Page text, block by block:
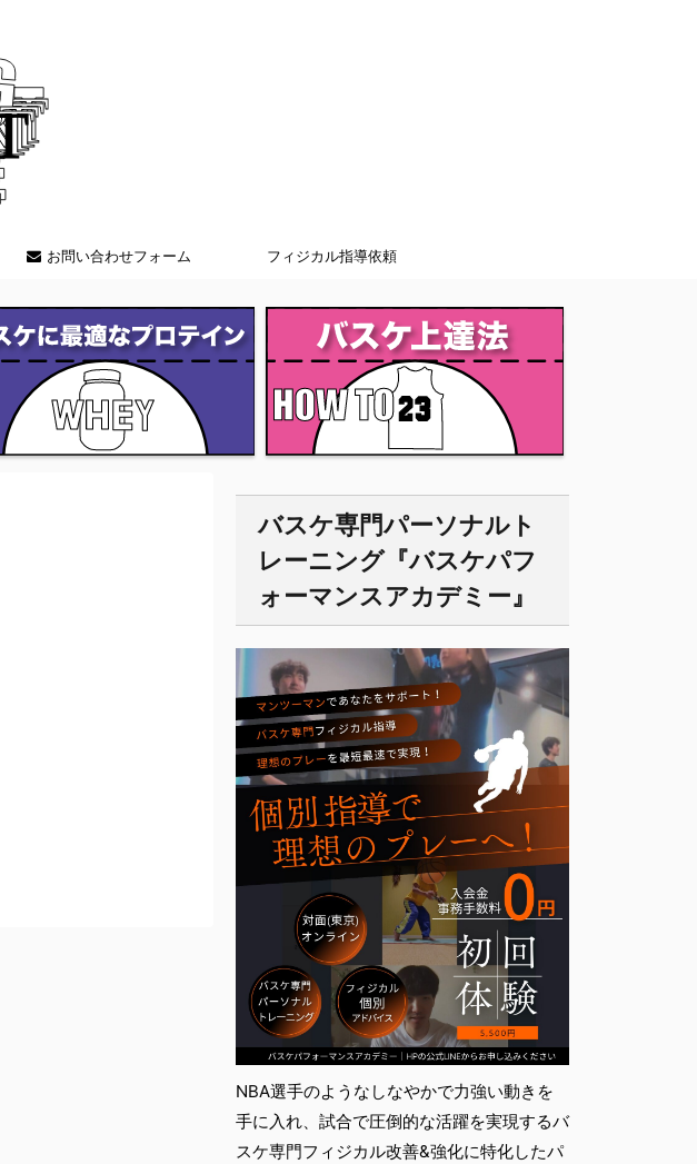
お問い合わせフォーム フィジカル指導依頼
バスケ専門パーソナルト
レーニング『バスケパフ
ォーマンスアカデミー』
NBA選手のようなしなやかで力強い動きを
手に入れ、試合で圧倒的な活躍を実現するバ
スケ専門フィジカル改善&強化に特化したパ